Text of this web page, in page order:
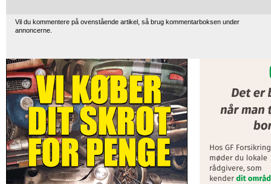
Vil du kommentere på ovenstående artikel, så brug kommentarboksen under
annoncerne.